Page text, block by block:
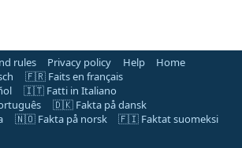
rules Privacy policy Help
Home
🇫🇷 Faits en français
🇮🇹 Fatti in Italiano
🇩🇰 Fakta på dansk
🇳🇴 Fakta på norsk
🇫🇮 Faktat suomeksi